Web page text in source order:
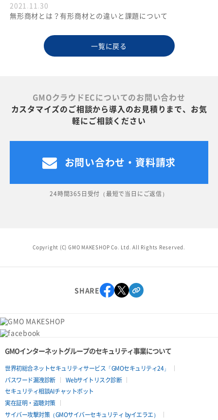
2021.11.30
無形商材とは？有形商材との違いと課題について
一覧に戻る
GMOクラウドECについてのお問い合わせ
カスタマイズのご相談から導入のお見積りまで、お気
軽にご相談ください
お問い合わせ・資料請求
24時間365日受付（最短で当日にご返信）
Copyright (C) GMO MAKESHOP Co. Ltd. All Rights Reserved.
SHARE
GMOインターネットグループのセキュリティ事業について
世界初総合ネットセキュリティサービス「GMOセキュリティ24」
パスワード漏洩診断
Webサイトリスク診断
セキュリティ相談AIチャットボット
実在証明・盗聴対策
サイバー攻撃対策（GMOサイバーセキュリティ byイエラエ）